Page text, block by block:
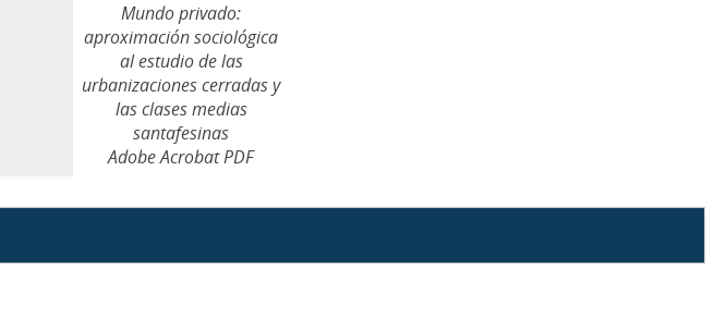
Mundo privado:
aproximación sociológica
al estudio de las
urbanizaciones cerradas y
las clases medias
santafesinas
Adobe Acrobat PDF